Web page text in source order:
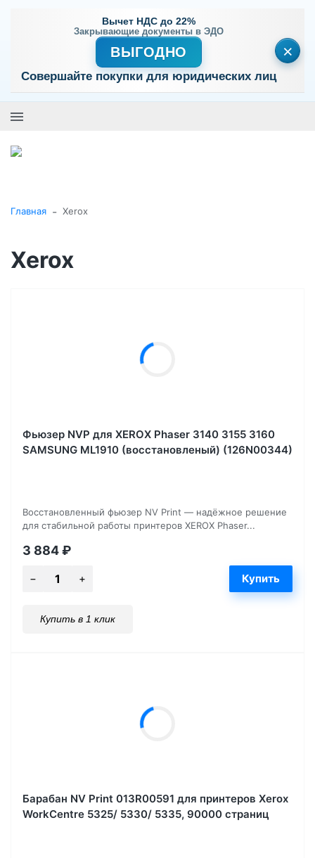
Вычет НДС до 22%
Закрывающие документы в ЭДО
ВЫГОДНО
Совершайте покупки для юридических лиц
×
Главная - Xerox
Xerox
Фьюзер NVP для XEROX Phaser 3140 3155 3160
SAMSUNG ML1910 (восстановленый) (126N00344)
Восстановленный фьюзер NV Print — надёжное решение
для стабильной работы принтеров XEROX Phaser...
3 884₽
Купить в 1 клик
Барабан NV Print 013R00591 для принтеров Xerox
WorkCentre 5325/ 5330/ 5335, 90000 страниц